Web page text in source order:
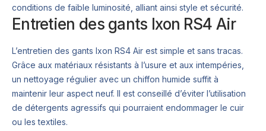
conditions de faible luminosité, alliant ainsi style et sécurité.
Entretien des gants Ixon RS4 Air
L’entretien des gants Ixon RS4 Air est simple et sans tracas.
Grâce aux matériaux résistants à l’usure et aux intempéries,
un nettoyage régulier avec un chiffon humide suffit à
maintenir leur aspect neuf. Il est conseillé d’éviter l’utilisation
de détergents agressifs qui pourraient endommager le cuir
ou les textiles.